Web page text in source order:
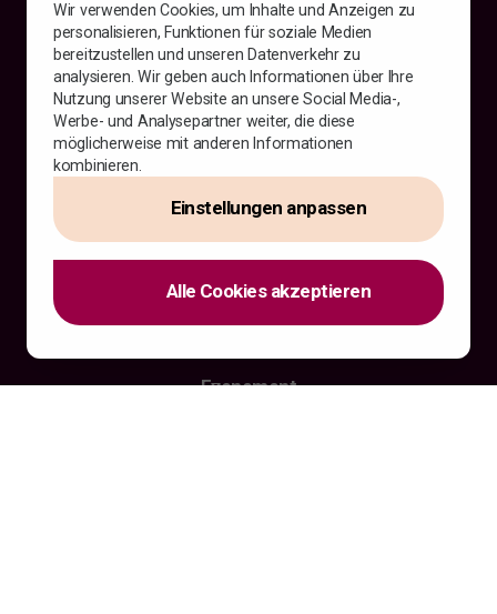
Wir verwenden Cookies, um Inhalte und Anzeigen zu
personalisieren, Funktionen für soziale Medien
bereitzustellen und unseren Datenverkehr zu
analysieren. Wir geben auch Informationen über Ihre
Nutzung unserer Website an unsere Social Media-,
Werbe- und Analysepartner weiter, die diese
möglicherweise mit anderen Informationen
kombinieren.
Einstellungen anpassen
Alle Cookies akzeptieren
8000 Brügge
Belgien
Rechtliche Hinweise
Vind ons ook op
Download Erfgoedapp
Ich bin
Presse und Medien
Evenement
Programm